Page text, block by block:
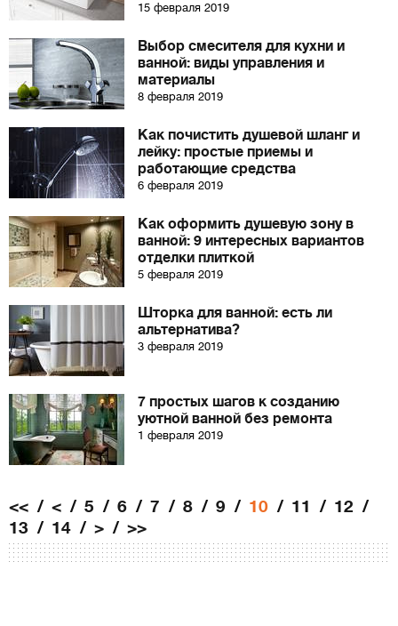
15 февраля 2019
Выбор смесителя для кухни и
ванной: виды управления и
материалы
8 февраля 2019
Как почистить душевой шланг и
лейку: простые приемы и
работающие средства
6 февраля 2019
Как оформить душевую зону в
ванной: 9 интересных вариантов
отделки плиткой
5 февраля 2019
Шторка для ванной: есть ли
альтернатива?
3 февраля 2019
7 простых шагов к созданию
уютной ванной без ремонта
1 февраля 2019
<< < 5 6 7 8 9 10 11
12
13
14 > >>